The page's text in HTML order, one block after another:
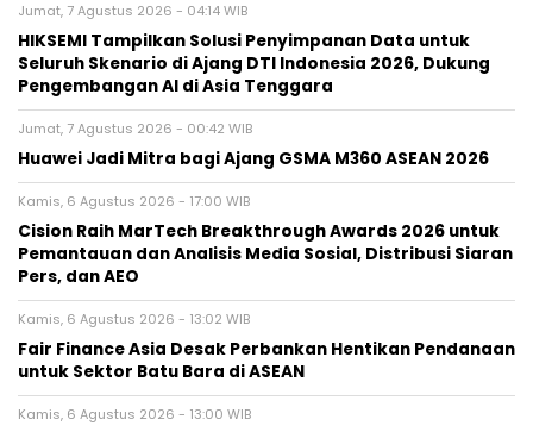
Jumat, 7 Agustus 2026 - 04:14 WIB
HIKSEMI Tampilkan Solusi Penyimpanan Data untuk
Seluruh Skenario di Ajang DTI Indonesia 2026, Dukung
Pengembangan AI di Asia Tenggara
Jumat, 7 Agustus 2026 - 00:42 WIB
Huawei Jadi Mitra bagi Ajang GSMA M360 ASEAN 2026
Kamis, 6 Agustus 2026 - 17:00 WIB
Cision Raih MarTech Breakthrough Awards 2026 untuk
Pemantauan dan Analisis Media Sosial, Distribusi Siaran
Pers, dan AEO
Kamis, 6 Agustus 2026 - 13:02 WIB
Fair Finance Asia Desak Perbankan Hentikan Pendanaan
untuk Sektor Batu Bara di ASEAN
Kamis, 6 Agustus 2026 - 13:00 WIB